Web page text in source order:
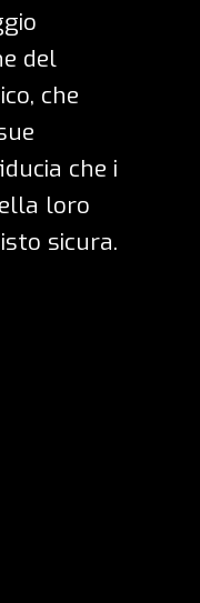
del
che
che i
loro
sicura.